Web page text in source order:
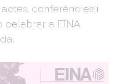
conferències i
celebrar a EINA